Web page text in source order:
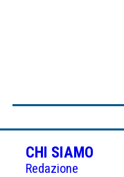
CHI SIAMO
Redazione